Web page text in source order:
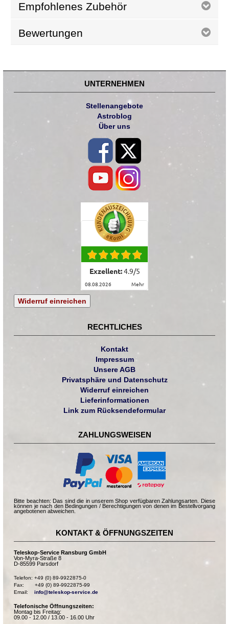
Empfohlenes Zubehör
Bewertungen
UNTERNEHMEN
Stellenangebote
Astroblog
Über uns
Exzellent:4.9/5
08.08.2026 mehr
Widerruf einreichen
RECHTLICHES
Kontakt
Impressum
Unsere AGB
Privatsphäre und Datenschutz
Widerruf einreichen
Lieferinformationen
Link zum Rücksendeformular
ZAHLUNGSWEISEN
Bitte beachten: Das sind die in unserem Shop verfügbaren Zahlungsarten. Diese
können je nach den Bedingungen / Berechtigungen von denen im Bestellvorgang
angebotenen abweichen.
KONTAKT & ÖFFNUNGSZEITEN
Teleskop-Service Ransburg GmbH
Von-Myra-Straße 8
D-85599 Parsdorf
Telefon: +49 (0) 89-9922875-0
Fax:       +49 (0) 89-9922875-99
Email: info@teleskop-service.de
Telefonische Öffnungszeiten:
Montag bis Freitag:
09.00 - 12.00 / 13.00 - 16.00 Uhr